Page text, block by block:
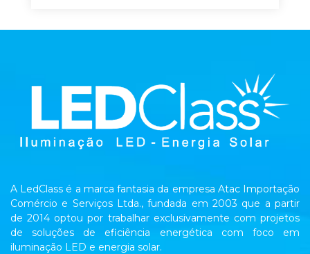
A LedClass é a marca fantasia da empresa Atac Importação
Comércio e Serviços Ltda., fundada em 2003 que a partir
de 2014 optou por trabalhar exclusivamente com projetos
de soluções de eficiência energética com foco em
iluminação LED e energia solar.